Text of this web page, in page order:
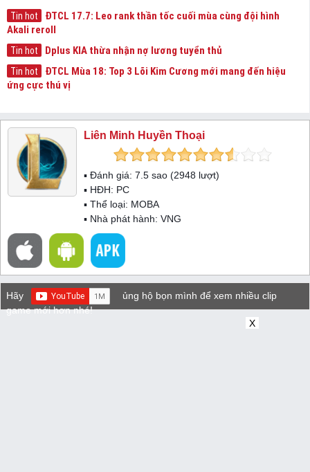
Tin hot
ĐTCL 17.7: Leo rank thần tốc cuối mùa cùng đội hình
Akali reroll
Tin hot Dplus KIA thừa nhận nợ lương tuyển thủ
Tin hot
ĐTCL Mùa 18: Top 3 Lõi Kim Cương mới mang đến hiệu
ứng cực thú vị
Liên Minh Huyền Thoại
▪ Đánh giá: 7.5 sao (2948 lượt)
▪ HĐH: PC
▪ Thể loại: MOBA
▪ Nhà phát hành: VNG
Hãy
ủng hộ bọn mình để xem nhiều clip
game mới hơn nhé!
X